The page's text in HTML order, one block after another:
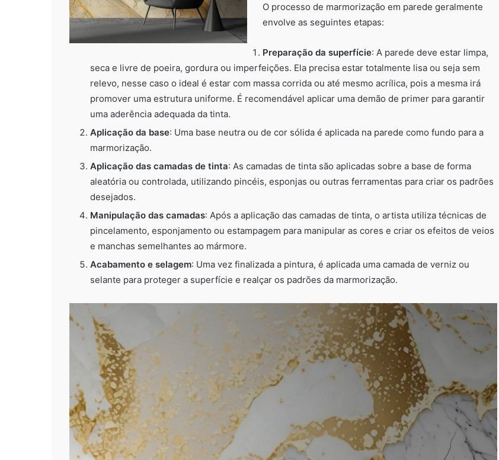
O processo de marmorização em parede geralmente
envolve as seguintes etapas:
Preparação da superfície: A parede deve estar limpa,
seca e livre de poeira, gordura ou imperfeições. Ela precisa estar totalmente lisa ou seja sem
relevo, nesse caso o ideal é estar com massa corrida ou até mesmo acrílica, pois a mesma irá
promover uma estrutura uniforme. É recomendável aplicar uma demão de primer para garantir
uma aderência adequada da tinta.
Aplicação da base: Uma base neutra ou de cor sólida é aplicada na parede como fundo para a
marmorização.
Aplicação das camadas de tinta: As camadas de tinta são aplicadas sobre a base de forma
aleatória ou controlada, utilizando pincéis, esponjas ou outras ferramentas para criar os padrões
desejados.
Manipulação das camadas: Após a aplicação das camadas de tinta, o artista utiliza técnicas de
pincelamento, esponjamento ou estampagem para manipular as cores e criar os efeitos de veios
e manchas semelhantes ao mármore.
Acabamento e selagem: Uma vez finalizada a pintura, é aplicada uma camada de verniz ou
selante para proteger a superfície e realçar os padrões da marmorização.